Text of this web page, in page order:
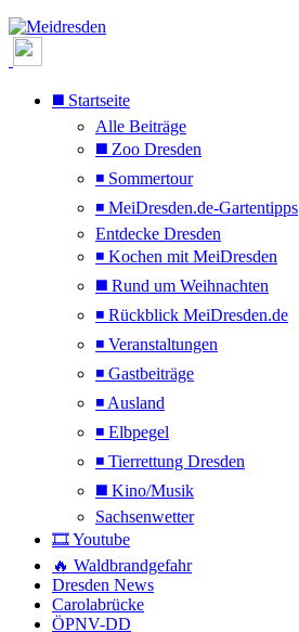
◼️ Startseite
Alle Beiträge
◼️ Zoo Dresden
◾ Sommertour
◾ MeiDresden.de-Gartentipps
Entdecke Dresden
◾ Kochen mit MeiDresden
◼️ Rund um Weihnachten
◾ Rückblick MeiDresden.de
◾ Veranstaltungen
◾ Gastbeiträge
◾ Ausland
◾ Elbpegel
◾ Tierrettung Dresden
◼️ Kino/Musik
Sachsenwetter
🎞️ Youtube
🔥 Waldbrandgefahr
Dresden News
Carolabrücke
ÖPNV-DD